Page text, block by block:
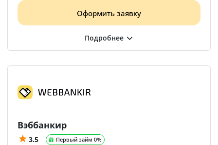
Оформить заявку
Вэббанкир
3.5 Первый займ 0%